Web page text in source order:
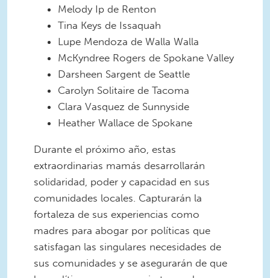
Melody Ip de Renton
Tina Keys de Issaquah
Lupe Mendoza de Walla Walla
McKyndree Rogers de Spokane Valley
Darsheen Sargent de Seattle
Carolyn Solitaire de Tacoma
Clara Vasquez de Sunnyside
Heather Wallace de Spokane
Durante el próximo año, estas
extraordinarias mamás desarrollarán
solidaridad, poder y capacidad en sus
comunidades locales. Capturarán la
fortaleza de sus experiencias como
madres para abogar por políticas que
satisfagan las singulares necesidades de
sus comunidades y se asegurarán de que